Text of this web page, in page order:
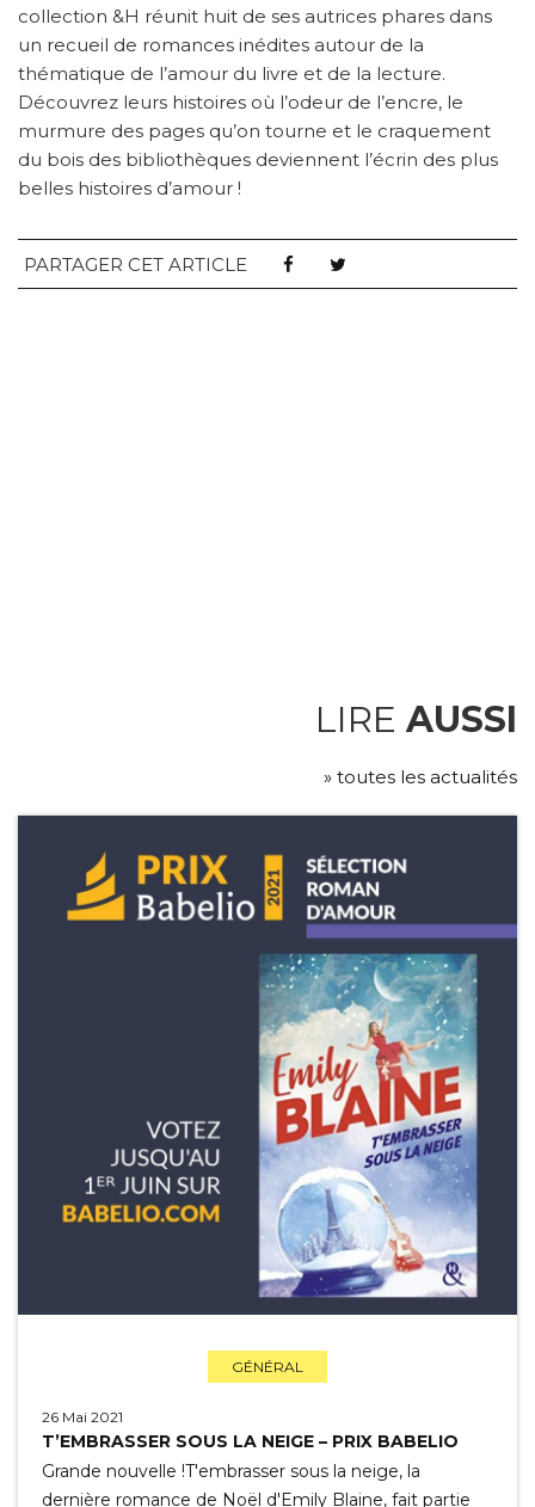
collection &H réunit huit de ses autrices phares dans
un recueil de romances inédites autour de la
thématique de l’amour du livre et de la lecture.
Découvrez leurs histoires où l’odeur de l’encre, le
murmure des pages qu’on tourne et le craquement
du bois des bibliothèques deviennent l’écrin des plus
belles histoires d’amour !
PARTAGER CET ARTICLE
LIRE AUSSI
» toutes les actualités
GÉNÉRAL
26 Mai 2021
T’EMBRASSER SOUS LA NEIGE – PRIX BABELIO
Grande nouvelle !T'embrasser sous la neige, la
dernière romance de Noël d'Emily Blaine, fait partie